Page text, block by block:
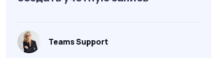
Teams Support